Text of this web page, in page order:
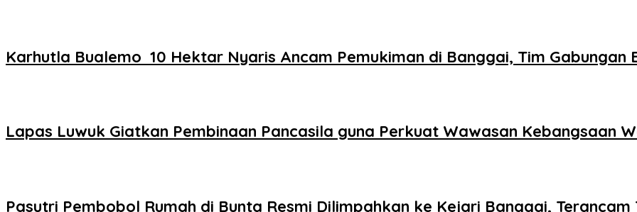
Karhutla Bualemo 10 Hektar Nyaris Ancam Pemukiman di Banggai, Tim
Lapas Luwuk Giatkan Pembinaan Pancasila guna Perkuat Wawasan Kebangsaan
Pasutri Pembobol Rumah di Bunta Resmi Dilimpahkan ke Kejari Banggai, Terancam